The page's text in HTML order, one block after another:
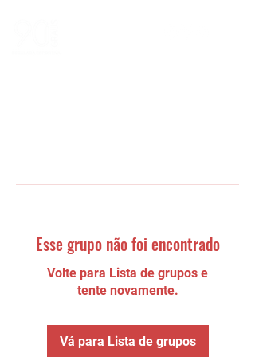
Esse grupo não foi encontrado
Volte para Lista de grupos e
tente novamente.
Vá para Lista de grupos